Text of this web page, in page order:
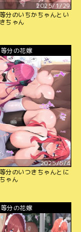
2025/1/29
分のいちかちゃんとい
ちゃん
分の花嫁
2025/5/4
分のいつきちゃんとに
ゃん
分の花嫁